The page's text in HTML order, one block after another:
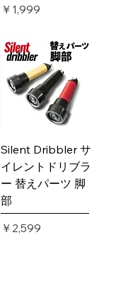
価格
￥1,999
Silent Dribbler サ
イレントドリブラ
ー 替えパーツ 脚
部
価格
￥2,599